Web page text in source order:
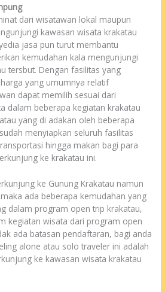
dari wisatawan lokal maupun
kawasan wisata krakatau
jasa pun turut membantu
kemudahan kala mengunjungi
tersbut. Dengan fasilitas yang
yang umumnya relatif
dapat memilih sesuai dari
dalam beberapa kegiatan krakatau
yang di adakan oleh beberapa
menyiapkan seluruh fasilitas
hingga makan bagi para
ke krakatau ini.
ke Gunung Krakatau namun
ada beberapa kemudahan yang
dalam program open trip krakatau,
kegiatan wisata dari program open
ada batasan pendaftaran, bagi anda
alone atau solo traveler ini adalah
ke kawasan wisata krakatau